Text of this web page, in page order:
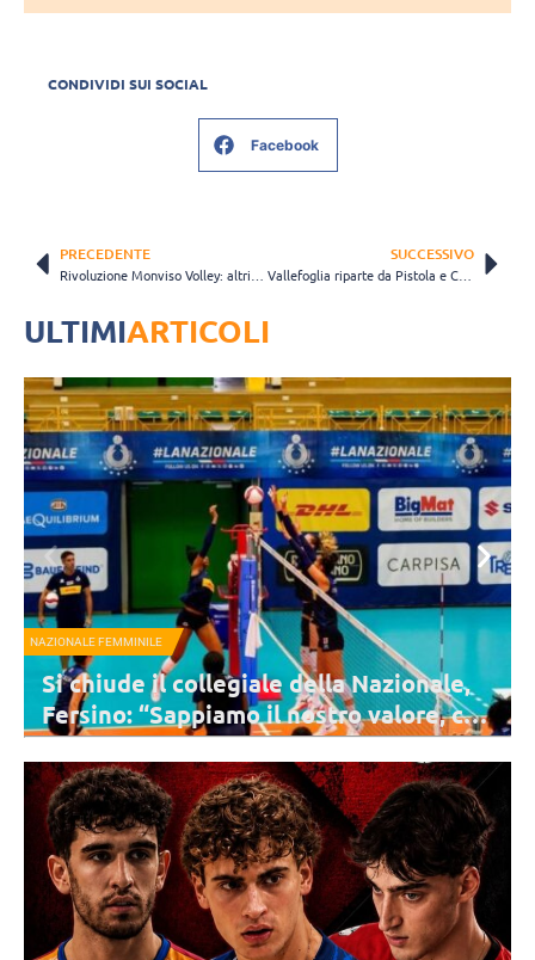
CONDIVIDI SUI SOCIAL
Facebook
PRECEDENTE
Rivoluzione Monviso Volley: altri addii dopo la retrocessione in Serie A2
SUCCESSIVO
Vallefoglia riparte da Pistola e Candi, confermati per un’altra stagione
ULTIMIARTICOLI
Nazionale,
valore, chi
preparazione ai
NAZIONALE FEMMINILE
I consigli di lettura di
dal “Libro della Giungla” a
451”
con la preparazione per i prossimi Campionati
bellissima iniziativa.